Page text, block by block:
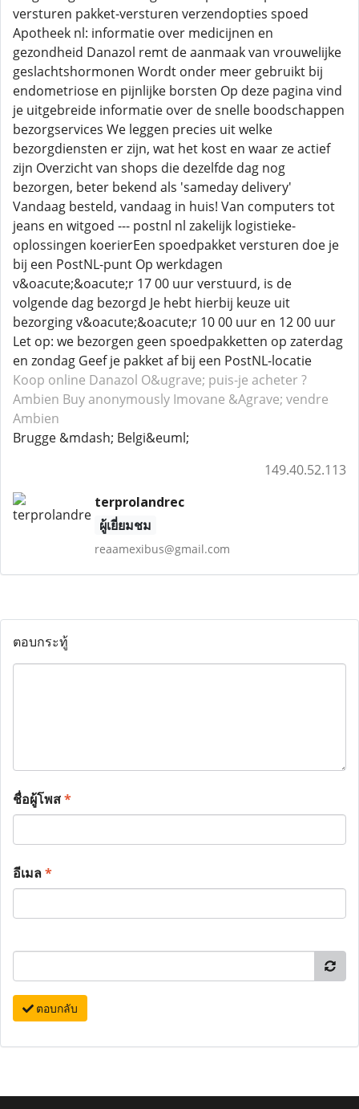
versturen pakket-versturen verzendopties spoed
Apotheek nl: informatie over medicijnen en
gezondheid Danazol remt de aanmaak van vrouwelijke
geslachtshormonen Wordt onder meer gebruikt bij
endometriose en pijnlijke borsten Op deze pagina vind
je uitgebreide informatie over de snelle boodschappen
bezorgservices We leggen precies uit welke
bezorgdiensten er zijn, wat het kost en waar ze actief
zijn Overzicht van shops die dezelfde dag nog
bezorgen, beter bekend als 'sameday delivery'
Vandaag besteld, vandaag in huis! Van computers tot
jeans en witgoed --- postnl nl zakelijk logistieke-
oplossingen koerierEen spoedpakket versturen doe je
bij een PostNL-punt Op werkdagen
v&oacute;&oacute;r 17 00 uur verstuurd, is de
volgende dag bezorgd Je hebt hierbij keuze uit
bezorging v&oacute;&oacute;r 10 00 uur en 12 00 uur
Let op: we bezorgen geen spoedpakketten op zaterdag
en zondag Geef je pakket af bij een PostNL-locatie
Koop online Danazol O&ugrave; puis-je acheter ?
Ambien Buy anonymously Imovane &Agrave; vendre
Ambien
Brugge &mdash; Belgi&euml;
149.40.52.113
terprolandrec
ผู้เยี่ยมชม
reaamexibus@gmail.com
ตอบกระทู้
ชื่อผู้โพส*
อีเมล*
ตอบกลับ